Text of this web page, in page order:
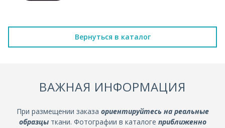
Вернуться в каталог
ВАЖНАЯ ИНФОРМАЦИЯ
При размещении заказа ориентируйтесь на реальные
образцыткани. Фотографии в каталоге приближенно